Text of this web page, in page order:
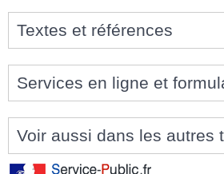
Textes et références
Services en ligne et
Voir aussi dans les autres